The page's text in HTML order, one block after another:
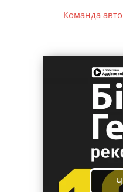
Команда